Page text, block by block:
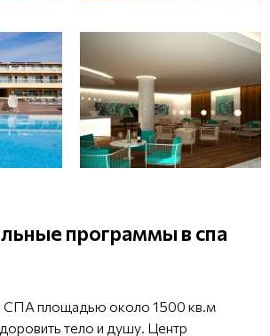
программы в спа
СПА площадью около 1500 кв.м
тело и душу. Центр